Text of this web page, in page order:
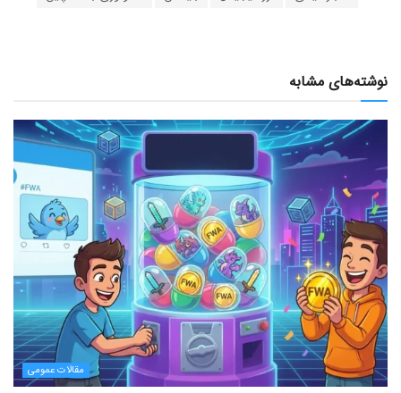
نوشته‌های مشابه
مقالات عمومی